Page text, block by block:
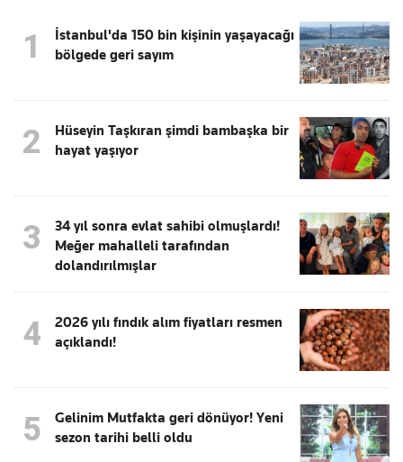
1
İstanbul'da 150 bin kişinin yaşayacağı
bölgede geri sayım
2
Hüseyin Taşkıran şimdi bambaşka bir
hayat yaşıyor
3
34 yıl sonra evlat sahibi olmuşlardı!
Meğer mahalleli tarafından
dolandırılmışlar
4
2026 yılı fındık alım fiyatları resmen
açıklandı!
5
Gelinim Mutfakta geri dönüyor! Yeni
sezon tarihi belli oldu